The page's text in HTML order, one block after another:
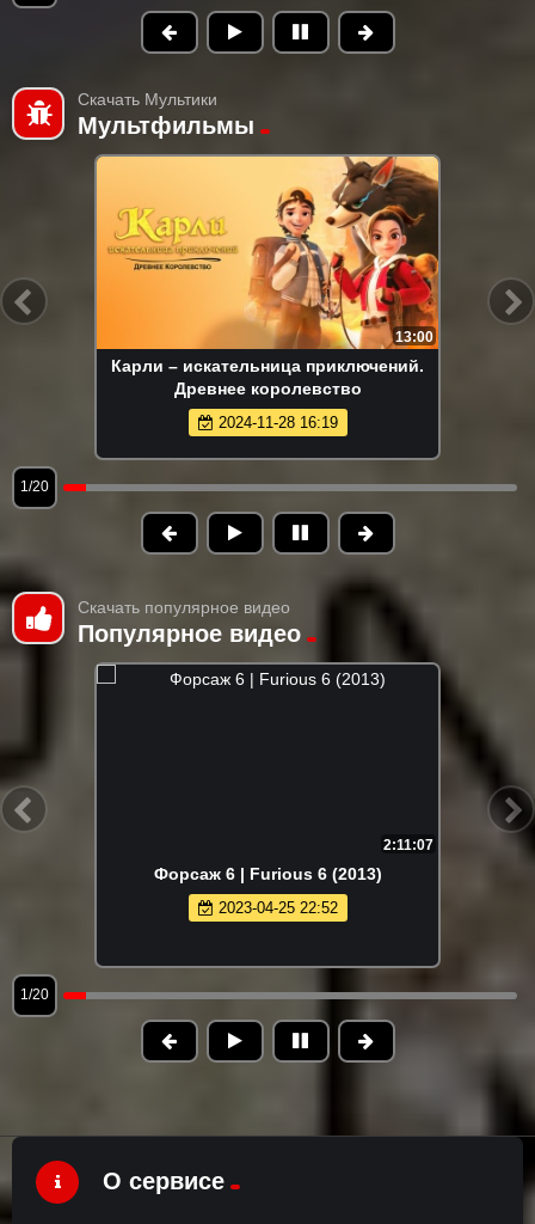
Скачать Мультики
Мультфильмы
13:00
Карли – искательница приключений.
Древнее королевство
2024-11-28 16:19
1/20
Скачать популярное видео
Популярное видео
2:11:07
Форсаж 6 | Furious 6 (2013)
2023-04-25 22:52
1/20
О сервисе